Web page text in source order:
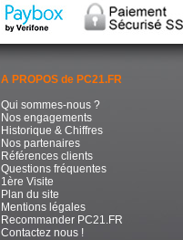
A PROPOS de PC21.FR
Qui sommes-nous ?
Nos engagements
Historique & Chiffres
Nos partenaires
Références clients
Questions fréquentes
1ère Visite
Plan du site
Mentions légales
Recommander PC21.FR
Contactez nous !